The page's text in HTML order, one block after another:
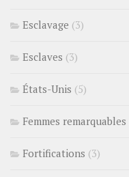
Esclavage (3)
Esclaves (3)
États-Unis (5)
Femmes remarquables
Fortifications (3)